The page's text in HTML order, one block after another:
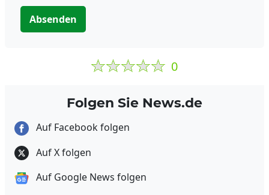
Absenden
0
Folgen Sie News.de
Auf Facebook folgen
Auf X folgen
Auf Google News folgen